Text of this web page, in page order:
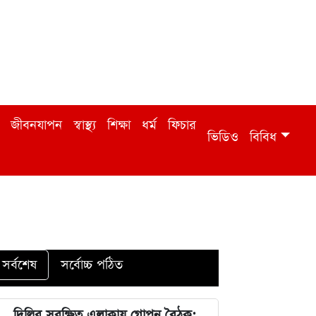
জীবনযাপন স্বাস্থ্য শিক্ষা ধর্ম ফিচার
ভিডিও বিবিধ
সর্বশেষ সর্বোচ্চ পঠিত